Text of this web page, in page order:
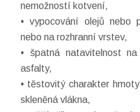
nemožností kotvení,
• vypocování olejů nebo
nebo na rozhranní vrstev,
• špatná natavitelnost
asfalty,
• těstovitý charakter
skleněná vlákna,